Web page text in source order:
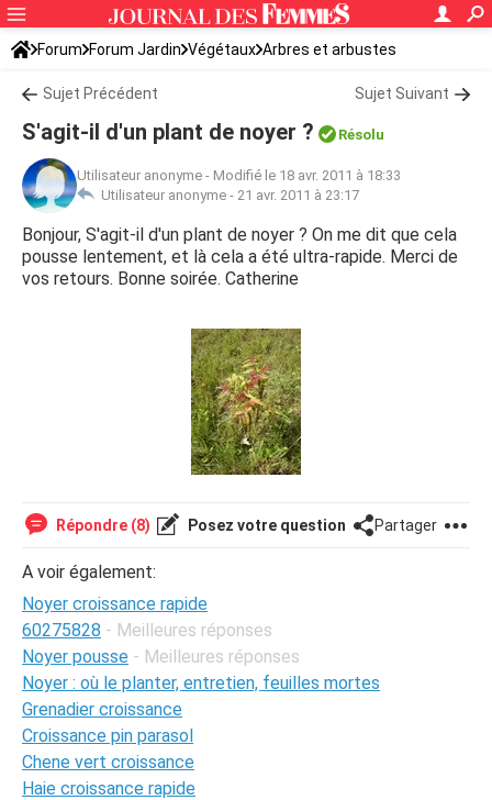
Forum Forum Jardin Végétaux Arbres et arbustes
Sujet Précédent Sujet Suivant
S'agit-il d'un plant de noyer ? Résolu
Utilisateur anonyme - Modifié le 18 avr. 2011 à 18:33
Utilisateur anonyme - 21 avr. 2011 à 23:17
Bonjour, S'agit-il d'un plant de noyer ? On me dit que cela
pousse lentement, et là cela a été ultra-rapide. Merci de
vos retours. Bonne soirée. Catherine
Répondre (8) Posez votre question Partager
A voir également:
Noyer croissance rapide
60275828 - Meilleures réponses
Noyer pousse - Meilleures réponses
Noyer : où le planter, entretien, feuilles mortes
Grenadier croissance
Croissance pin parasol
Chene vert croissance
Haie croissance rapide